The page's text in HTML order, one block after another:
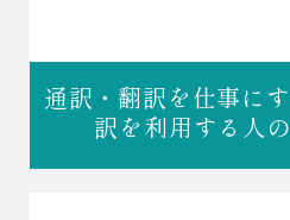
通訳・翻訳を仕事にす
訳を利用する人の